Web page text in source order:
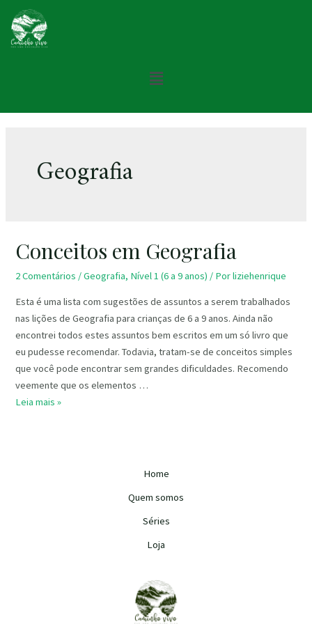
Geografia
Conceitos em Geografia
2 Comentários /Geografia, Nível 1 (6 a 9 anos) / Porliziehenrique
Esta é uma lista com sugestões de assuntos a serem trabalhados
nas lições de Geografia para crianças de 6 a 9 anos. Ainda não
encontrei todos estes assuntos bem escritos em um só livro que
eu pudesse recomendar. Todavia, tratam-se de conceitos simples
que você pode encontrar sem grandes dificuldades. Recomendo
veemente que os elementos …
Leia mais »
Home
Quem somos
Séries
Loja